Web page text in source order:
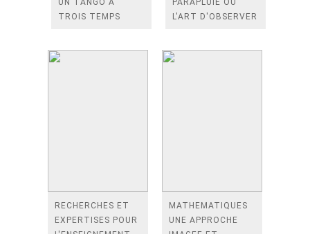
UN TANGO A
TROIS TEMPS
PARAPLUIE OU
L'ART D'OBSERVER
RECHERCHES ET
EXPERTISES POUR
MATHEMATIQUES
UNE APPROCHE